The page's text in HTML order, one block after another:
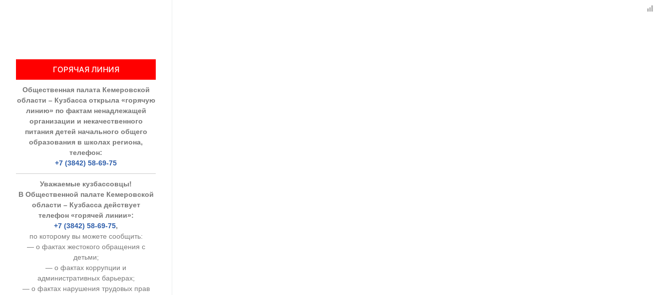
ГОРЯЧАЯ ЛИНИЯ
Общественная палата Кемеровской
области – Кузбасса открыла «горячую
линию» по фактам ненадлежащей
организации и некачественного
питания детей начального общего
образования в школах региона,
телефон:
+7 (3842) 58-69-75
Уважаемые кузбассовцы!
В Общественной палате Кемеровской
области – Кузбасса действует
телефон «горячей линии»:
+7 (3842) 58-69-75,
по которому вы можете сообщить:
— о фактах жестокого обращения с
детьми;
— о фактах коррупции и
административных барьерах;
— о фактах нарушения трудовых прав